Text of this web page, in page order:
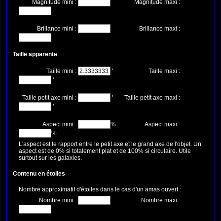
Magnitude mini : Magnitude maxi :
Brillance mini : Brillance maxi :
Taille apparente
Taille mini : '
Taille maxi :
'
Taille petit axe mini : '
Taille petit axe maxi :
'
Aspect mini : %
Aspect maxi :
%
L'aspect est le rapport entre le petit axe et le grand axe de l'objet. Un
aspect est de 0% si totalement plat et de 100% si circulaire. Utile
surtout sur les galaxies.
Contenu en étoiles
Nombre approximatif d'étoiles dans le cas d'un amas ouvert :
Nombre mini :
Nombre maxi :